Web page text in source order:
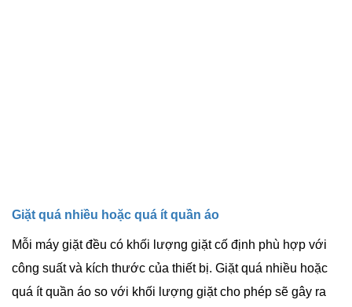
Giặt quá nhiều hoặc quá ít quần áo
Mỗi máy giặt đều có khối lượng giặt cố định phù hợp với
công suất và kích thước của thiết bị. Giặt quá nhiều hoặc
quá ít quần áo so với khối lượng giặt cho phép sẽ gây ra